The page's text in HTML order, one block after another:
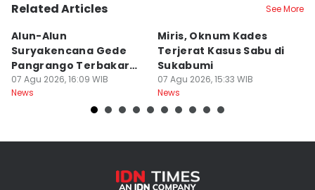
Related Articles See More
Alun-Alun
Suryakencana Gede
Pangrango Terbakar
Gegara Kompor
Pendaki
07 Agu 2026, 16:09 WIB
News
Miris, Oknum Kades
Terjerat Kasus Sabu di
Sukabumi
07 Agu 2026, 15:33 WIB
News